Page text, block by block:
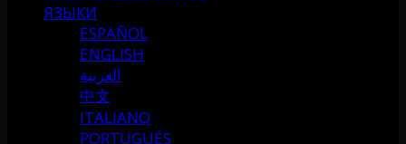
ЯЗЫКИ
ESPAÑOL
ENGLISH
العربية
中文
ITALIANO
PORTUGUÉS